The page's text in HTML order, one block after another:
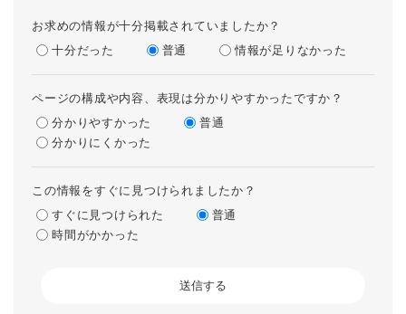
お求めの情報が十分掲載されていましたか？
十分だった
普通 情報が足りなかった
ページの構成や内容、表現は分かりやすかったですか？
分かりやすかった
普通
分かりにくかった
この情報をすぐに見つけられましたか？
すぐに見つけられた
普通
時間がかかった